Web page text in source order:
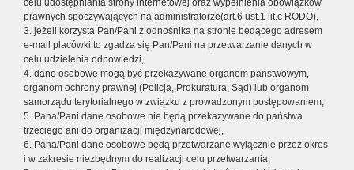
celu udostępniania strony internetowej oraz wypełnienia obowiązków
prawnych spoczywających na administratorze(art.6 ust.1 lit.c RODO),
3. jeżeli korzysta Pan/Pani z odnośnika na stronie będącego adresem
e-mail placówki to zgadza się Pan/Pani na przetwarzanie danych w
celu udzielenia odpowiedzi,
4. dane osobowe mogą być przekazywane organom państwowym,
organom ochrony prawnej (Policja, Prokuratura, Sąd) lub organom
samorządu terytorialnego w związku z prowadzonym postępowaniem,
5. Pana/Pani dane osobowe nie będą przekazywane do państwa
trzeciego ani do organizacji międzynarodowej,
6. Pana/Pani dane osobowe będą przetwarzane wyłącznie przez okres
i w zakresie niezbędnym do realizacji celu przetwarzania,